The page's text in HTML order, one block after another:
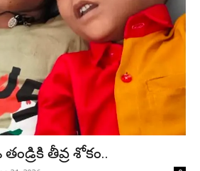
తీవ్ర శోకం..